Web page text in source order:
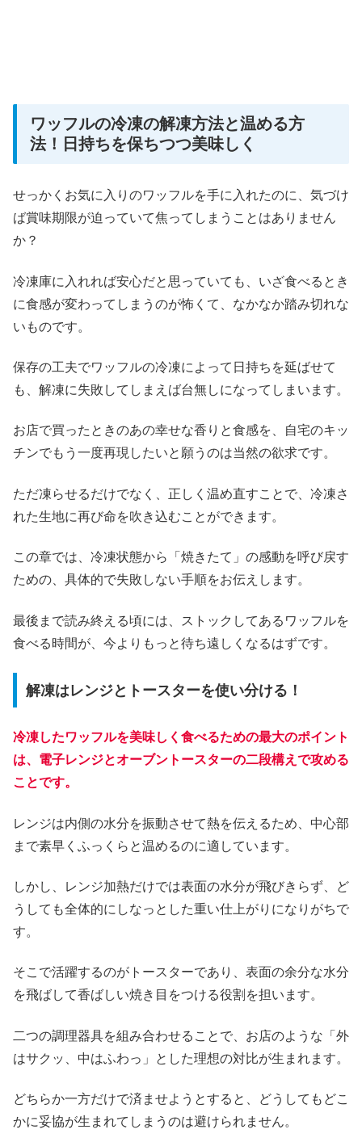
ワッフルの冷凍の解凍方法と温める方
法！日持ちを保ちつつ美味しく
せっかくお気に入りのワッフルを手に入れたのに、気づけ
ば賞味期限が迫っていて焦ってしまうことはありません
か？
冷凍庫に入れれば安心だと思っていても、いざ食べるとき
に食感が変わってしまうのが怖くて、なかなか踏み切れな
いものです。
保存の工夫でワッフルの冷凍によって日持ちを延ばせて
も、解凍に失敗してしまえば台無しになってしまいます。
お店で買ったときのあの幸せな香りと食感を、自宅のキッ
チンでもう一度再現したいと願うのは当然の欲求です。
ただ凍らせるだけでなく、正しく温め直すことで、冷凍さ
れた生地に再び命を吹き込むことができます。
この章では、冷凍状態から「焼きたて」の感動を呼び戻す
ための、具体的で失敗しない手順をお伝えします。
最後まで読み終える頃には、ストックしてあるワッフルを
食べる時間が、今よりもっと待ち遠しくなるはずです。
解凍はレンジとトースターを使い分ける！
冷凍したワッフルを美味しく食べるための最大のポイント
は、電子レンジとオーブントースターの二段構えで攻める
ことです。
レンジは内側の水分を振動させて熱を伝えるため、中心部
まで素早くふっくらと温めるのに適しています。
しかし、レンジ加熱だけでは表面の水分が飛びきらず、ど
うしても全体的にしなっとした重い仕上がりになりがちで
す。
そこで活躍するのがトースターであり、表面の余分な水分
を飛ばして香ばしい焼き目をつける役割を担います。
二つの調理器具を組み合わせることで、お店のような「外
はサクッ、中はふわっ」とした理想の対比が生まれます。
どちらか一方だけで済ませようとすると、どうしてもどこ
かに妥協が生まれてしまうのは避けられません。